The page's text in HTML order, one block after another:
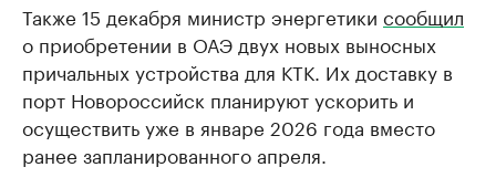
Также 15 декабря министр энергетики сообщил
о приобретении в ОАЭ двух новых выносных
причальных устройства для КТК. Их доставку в
порт Новороссийск планируют ускорить и
осуществить уже в январе 2026 года вместо
ранее запланированного апреля.